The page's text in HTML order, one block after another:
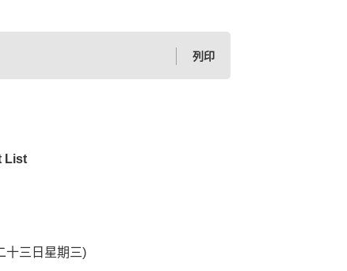
列印
List
十三日星期三)